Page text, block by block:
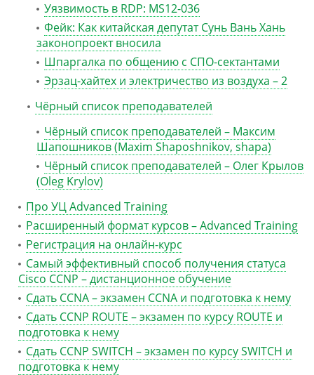
Уязвимость в RDP: MS12-036
Фейк: Как китайская депутат Сунь Вань Хань
законопроект вносила
Шпаргалка по общению с СПО-сектантами
Эрзац-хайтех и электричество из воздуха – 2
Чёрный список преподавателей
Чёрный список преподавателей – Максим
Шапошников (Maxim Shaposhnikov, shapa)
Чёрный список преподавателей – Олег Крылов
(Oleg Krylov)
Про УЦ Advanced Training
Расширенный формат курсов – Advanced Training
Регистрация на онлайн-курс
Самый эффективный способ получения статуса
Cisco CCNP – дистанционное обучение
Сдать CCNA – экзамен CCNA и подготовка к нему
Сдать CCNP ROUTE – экзамен по курсу ROUTE и
подготовка к нему
Сдать CCNP SWITCH – экзамен по курсу SWITCH и
подготовка к нему